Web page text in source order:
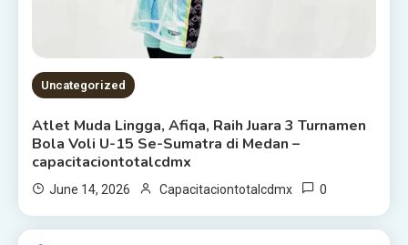
Uncategorized
Atlet Muda Lingga, Afiqa, Raih Juara 3 Turnamen
Bola Voli U-15 Se-Sumatra di Medan –
capacitaciontotalcdmx
June 14, 2026 Capacitaciontotalcdmx 0